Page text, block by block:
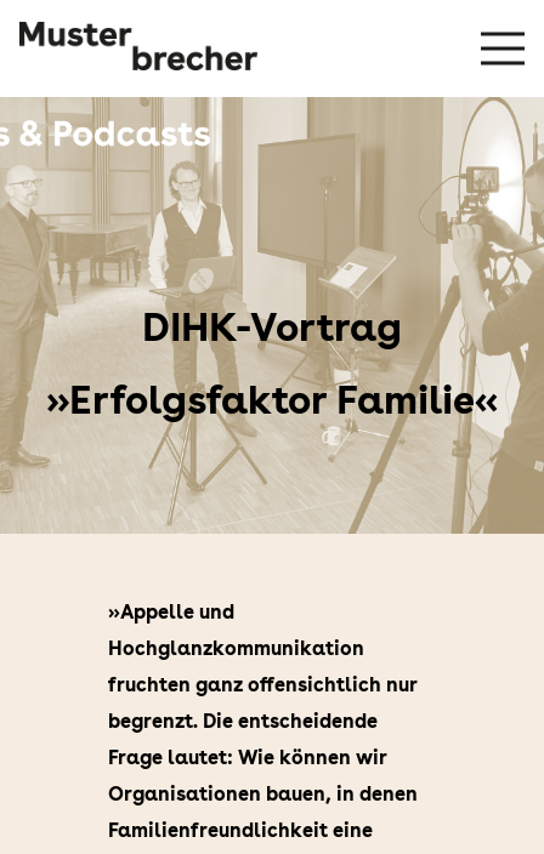
DIHK-Vortrag
»Erfolgsfaktor Familie«
»Appelle und
Hochglanzkommunikation
fruchten ganz offensichtlich nur
begrenzt. Die entscheidende
Frage lautet: Wie können wir
Organisationen bauen, in denen
Familienfreundlichkeit eine